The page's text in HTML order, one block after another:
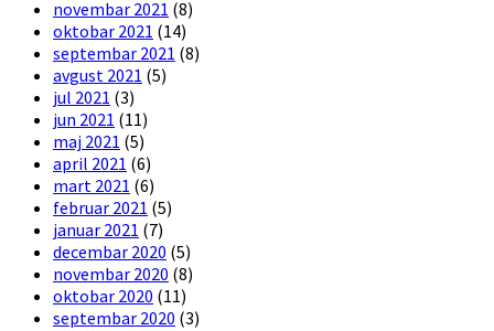
novembar 2021 (8)
oktobar 2021 (14)
septembar 2021 (8)
avgust 2021 (5)
jul 2021 (3)
jun 2021 (11)
maj 2021 (5)
april 2021 (6)
mart 2021 (6)
februar 2021 (5)
januar 2021 (7)
decembar 2020 (5)
novembar 2020 (8)
oktobar 2020 (11)
septembar 2020 (3)